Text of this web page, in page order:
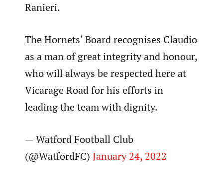
Ranieri.
The Hornets‘ Board recognises Claudio
as a man of great integrity and honour,
who will always be respected here at
Vicarage Road for his efforts in
leading the team with dignity.
— Watford Football Club
(@WatfordFC)January 24, 2022